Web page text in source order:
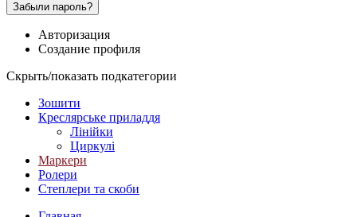
Забыли пароль?
Авторизация
Создание профиля
Скрыть/показать подкатегории
Зошити
Креслярське приладдя
Лінійки
Циркулі
Маркери
Ролери
Степлери та скоби